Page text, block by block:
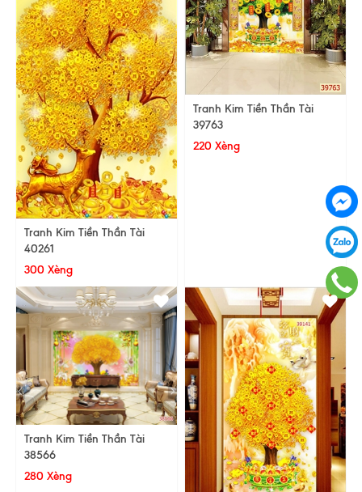
Tranh Kim Tiền Thần Tài
40261
300 Xèng
Tranh Kim Tiền Thần Tài
39763
220 Xèng
Tranh Kim Tiền Thần Tài
38566
280 Xèng